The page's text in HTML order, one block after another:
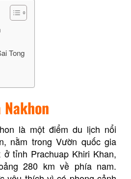
Tong
là một điểm du lịch nổi
nằm trong Vườn quốc gia
ở tỉnh Prachuap Khiri Khan,
280 km về phía nam.